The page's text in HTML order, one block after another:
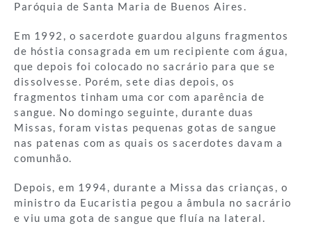
Paróquia de Santa Maria de Buenos Aires.
Em 1992, o sacerdote guardou alguns fragmentos
de hóstia consagrada em um recipiente com água,
que depois foi colocado no sacrário para que se
dissolvesse. Porém, sete dias depois, os
fragmentos tinham uma cor com aparência de
sangue. No domingo seguinte, durante duas
Missas, foram vistas pequenas gotas de sangue
nas patenas com as quais os sacerdotes davam a
comunhão.
Depois, em 1994, durante a Missa das crianças, o
ministro da Eucaristia pegou a âmbula no sacrário
e viu uma gota de sangue que fluía na lateral.